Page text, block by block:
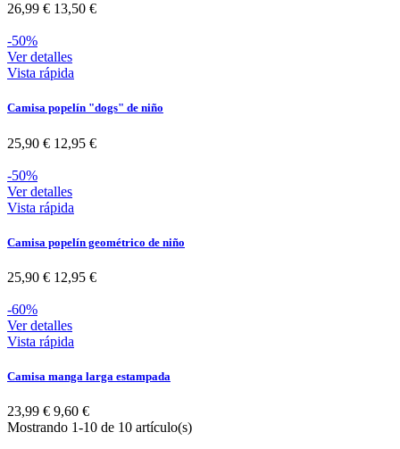
26,99 € 13,50 €
-50%
Ver detalles
Vista rápida
Camisa popelín "dogs" de niño
25,90 € 12,95 €
-50%
Ver detalles
Vista rápida
Camisa popelín geométrico de niño
25,90 € 12,95 €
-60%
Ver detalles
Vista rápida
Camisa manga larga estampada
23,99 € 9,60 €
Mostrando 1-10 de 10 artículo(s)